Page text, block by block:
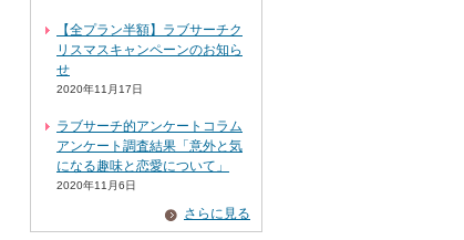
【全プラン半額】ラブサーチク
リスマスキャンペーンのお知ら
せ
2020年11月17日
ラブサーチ的アンケートコラム
アンケート調査結果「意外と気
になる趣味と恋愛について」
2020年11月6日
さらに見る